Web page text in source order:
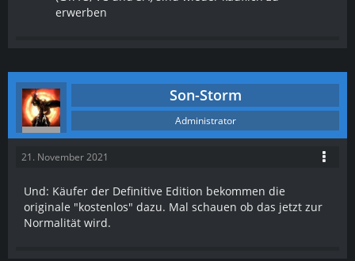
erwerben
Son-Storm
Administrator
21. November 2021
Und: Käufer der Definitive Edition bekommen die
originale "kostenlos" dazu. Mal schauen ob das jetzt zur
Normalität wird.